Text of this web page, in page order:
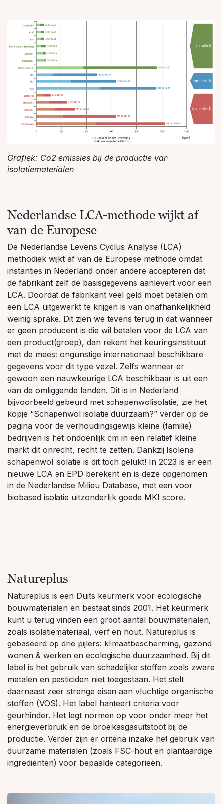
Grafiek: Co2 emissies bij de productie van
isolatiematerialen
Nederlandse LCA-methode wijkt af
van de Europese
De Nederlandse Levens Cyclus Analyse (LCA)
methodiek wijkt af van de Europese methode omdat
instanties in Nederland onder andere accepteren dat
de fabrikant zelf de basisgegevens aanlevert voor een
LCA. Doordat de fabrikant veel geld moet betalen om
een LCA uitgewerkt te krijgen is van onafhankelijkheid
weinig sprake. Dit zien we tevens terug in dat wanneer
er geen producent is die wil betalen voor de LCA van
een product(groep), dan rekent het keuringsinstituut
met de meest ongunstige internationaal beschikbare
gegevens voor dit type vezel. Zelfs wanneer er
gewoon een nauwkeurige LCA beschikbaar is uit een
van de omliggende landen. Dit is in Nederland
bijvoorbeeld gebeurd met schapenwolisolatie, zie het
kopje “Schapenwol isolatie duurzaam?” verder op de
pagina voor de verhoudingsgewijs kleine (familie)
bedrijven is het ondoenlijk om in een relatief kleine
markt dit onrecht, recht te zetten. Dankzij Isolena
schapenwol isolatie is dit toch gelukt! In 2023 is er een
nieuwe LCA en EPD berekent en is deze opgenomen
in de Nederlandse Milieu Database, met een voor
biobased isolatie uitzonderlijk goede MKI score.
Natureplus
Natureplus is een Duits keurmerk voor ecologische
bouwmaterialen en bestaat sinds 2001. Het keurmerk
kunt u terug vinden een groot aantal bouwmaterialen,
zoals isolatiemateriaal, verf en hout. Natureplus is
gebaseerd op drie pijlers: klimaatbescherming, gezond
wonen & werken en ecologische duurzaamheid. Bij dit
label is het gebruik van schadelijke stoffen zoals zware
metalen en pesticiden niet toegestaan. Het stelt
daarnaast zeer strenge eisen aan vluchtige organische
stoffen (VOS). Het label hanteert criteria voor
geurhinder. Het legt normen op voor onder meer het
energieverbruik en de broeikasgasuitstoot bij de
productie. Verder zijn er criteria inzake het gebruik van
duurzame materialen (zoals FSC-hout en plantaardige
ingrediënten) voor bepaalde categorieën.